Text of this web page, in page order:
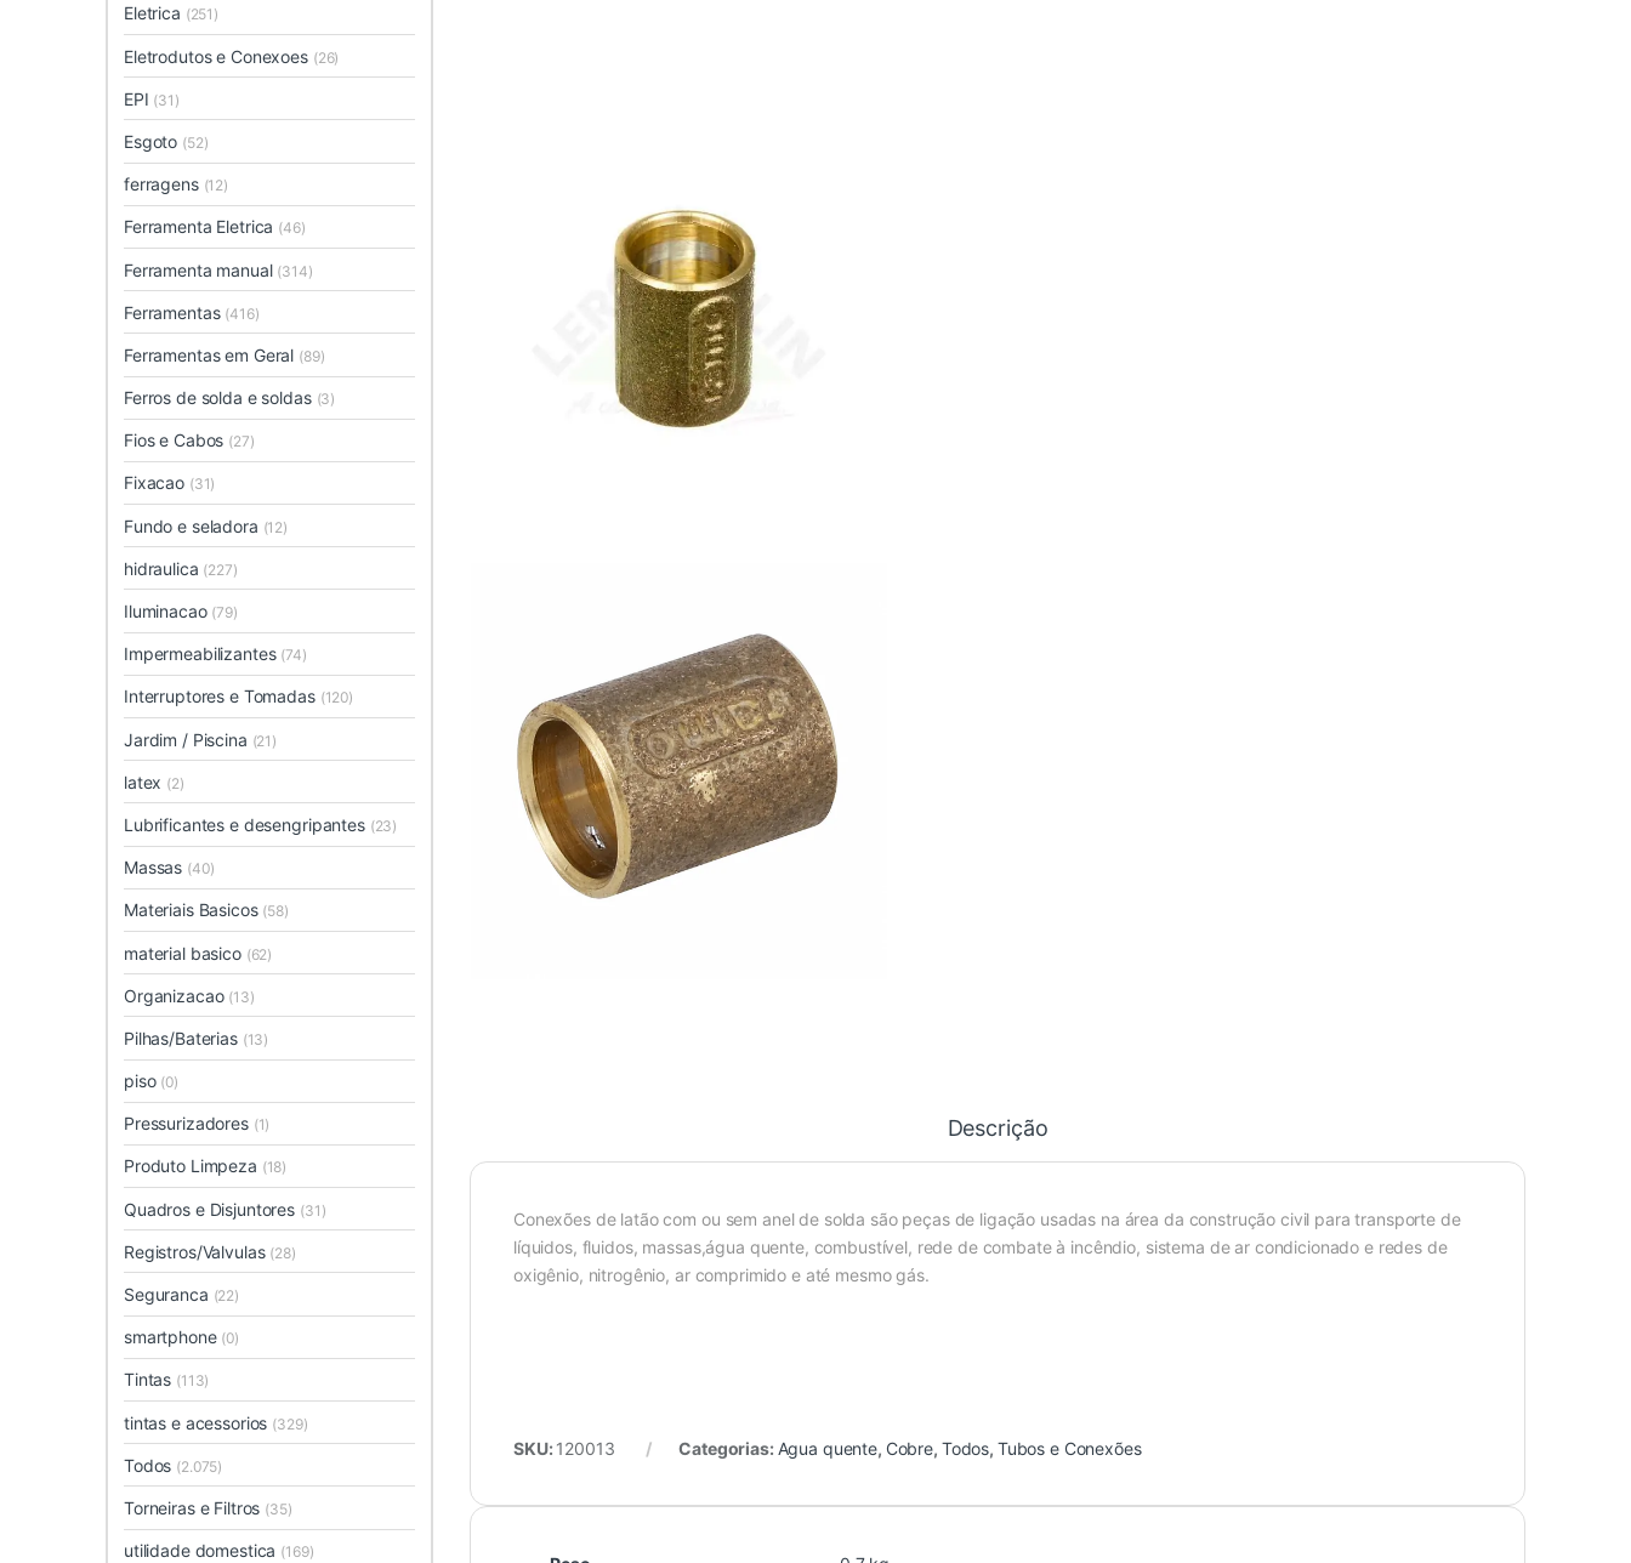
Descrição
Conexões de latão com ou sem anel de solda são peças de ligação usadas na área da construção civil para transporte de
líquidos, fluidos, massas,água quente, combustível, rede de combate à incêndio, sistema de ar condicionado e redes de
oxigênio, nitrogênio, ar comprimido e até mesmo gás.
SKU: 120013 Categorias: Agua quente, Cobre, Todos, Tubos e Conexões
Eletrica (251)
Eletrodutos e Conexoes (26)
EPI (31)
Esgoto (52)
ferragens (12)
Ferramenta Eletrica (46)
Ferramenta manual (314)
Ferramentas (416)
Ferramentas em Geral (89)
Ferros de solda e soldas (3)
Fios e Cabos (27)
Fixacao (31)
Fundo e seladora (12)
hidraulica (227)
Iluminacao (79)
Impermeabilizantes (74)
Interruptores e Tomadas (120)
Jardim / Piscina (21)
latex (2)
Lubrificantes e desengripantes (23)
Massas (40)
Materiais Basicos (58)
material basico (62)
Organizacao (13)
Pilhas/Baterias (13)
piso (0)
Pressurizadores (1)
Produto Limpeza (18)
Quadros e Disjuntores (31)
Registros/Valvulas (28)
Seguranca (22)
smartphone (0)
Tintas (113)
tintas e acessorios (329)
Todos (2.075)
Torneiras e Filtros (35)
utilidade domestica (169)